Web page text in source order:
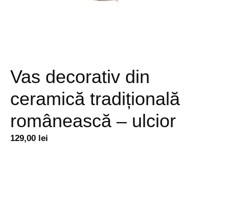
Vas decorativ din
ceramică tradițională
românească – ulcior
129,00 lei